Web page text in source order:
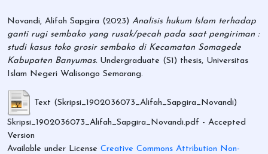
Novandi, Alifah Sapgira (2023) Analisis hukum Islam terhadap
ganti rugi sembako yang rusak/pecah pada saat pengiriman :
studi kasus toko grosir sembako di Kecamatan Somagede
Kabupaten Banyumas. Undergraduate (S1) thesis, Universitas
Islam Negeri Walisongo Semarang.
Text (Skripsi_1902036073_Alifah_Sapgira_Novandi)
Skripsi_1902036073_Alifah_Sapgira_Novandi.pdf - Accepted
Version
Available under License Creative Commons Attribution Non-